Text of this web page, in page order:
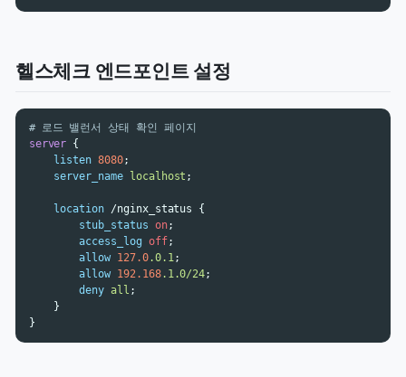
헬스체크 엔드포인트 설정
# 로드 밸런서 상태 확인 페이지
server {
listen 8080;
server_name
localhost ;
location /nginx_status
{
stub_status on;
access_log off;
allow 127.0.0.1;
allow 192.168.1.0/24;
deny all ;
}
}